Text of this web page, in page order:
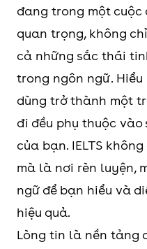
đang trong một
quan trọng, không
cả những sắc thái
trong ngôn ngữ.
dùng trở thành một
đi đều phụ thuộc
của bạn. IELTS
mà là nơi rèn luyện,
ngữ để bạn hiểu và
hiệu quả.
Lòng tin là nền tảng